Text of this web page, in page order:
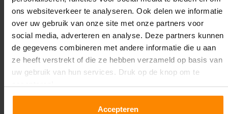
ons websiteverkeer te analyseren. Ook delen we informatie
over uw gebruik van onze site met onze partners voor
social media, adverteren en analyse. Deze partners kunnen
de gegevens combineren met andere informatie die u aan
ze heeft verstrekt of die ze hebben verzameld op basis van
uw gebruik van hun services. Druk op de knop om te
Accepteren